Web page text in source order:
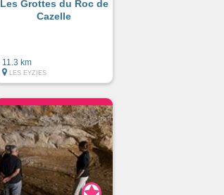
Les Grottes du Roc de
Cazelle
11.3 km
LES EYZIES